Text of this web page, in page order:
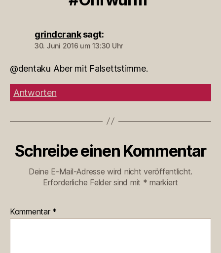
grindcrank sagt:
30. Juni 2016 um 13:30 Uhr
@dentaku Aber mit Falsettstimme.
Antworten
Schreibe einen Kommentar
Deine E-Mail-Adresse wird nicht veröffentlicht.
Erforderliche Felder sind mit * markiert
Kommentar *